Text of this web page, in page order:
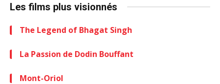
Les films plus visionnés
The Legend of Bhagat Singh
La Passion de Dodin Bouffant
Mont-Oriol